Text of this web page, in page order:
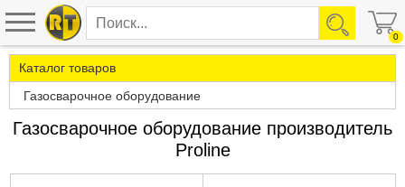
0
Каталог товаров
Газосварочное оборудование
Газосварочное оборудование производитель
Proline